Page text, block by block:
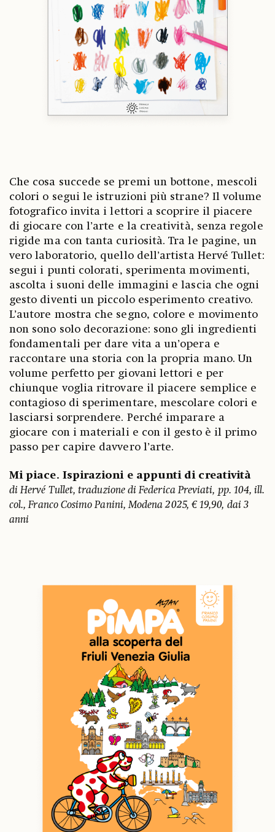
Che cosa succede se premi un bottone, mescoli
colori o segui le istruzioni più strane? Il volume
fotografico invita i lettori a scoprire il piacere
di giocare con l’arte e la creatività, senza regole
rigide ma con tanta curiosità. Tra le pagine, un
vero laboratorio, quello dell’artista Hervé Tullet:
segui i punti colorati, sperimenta movimenti,
ascolta i suoni delle immagini e lascia che ogni
gesto diventi un piccolo esperimento creativo.
L’autore mostra che segno, colore e movimento
non sono solo decorazione: sono gli ingredienti
fondamentali per dare vita a un’opera e
raccontare una storia con la propria mano. Un
volume perfetto per giovani lettori e per
chiunque voglia ritrovare il piacere semplice e
contagioso di sperimentare, mescolare colori e
lasciarsi sorprendere. Perché imparare a
giocare con i materiali e con il gesto è il primo
passo per capire davvero l’arte.
Mi piace. Ispirazioni e appunti di creatività
di Hervé Tullet, traduzione di Federica Previati, pp. 104, ill.
col., Franco Cosimo Panini, Modena 2025, € 19,90, dai 3
anni